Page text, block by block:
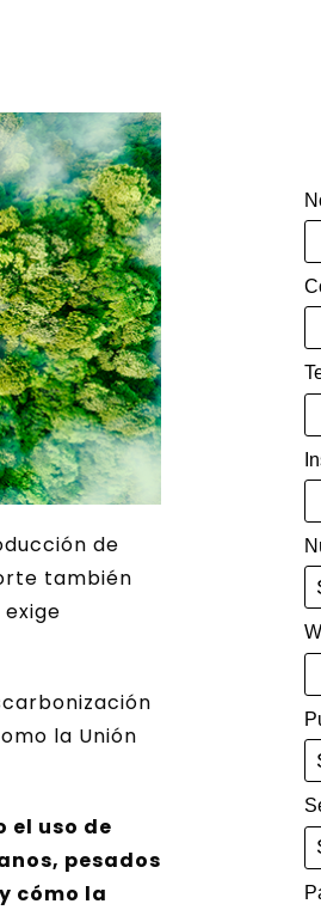
de
también
la Unión
el uso de
pesados
cómo la